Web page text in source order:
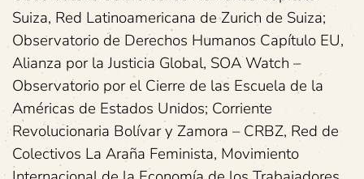
Suiza, Red Latinoamericana de Zurich de Suiza;
Observatorio de Derechos Humanos Capítulo EU,
Alianza por la Justicia Global, SOA Watch –
Observatorio por el Cierre de las Escuela de la
Américas de Estados Unidos; Corriente
Revolucionaria Bolívar y Zamora – CRBZ, Red de
Colectivos La Araña Feminista, Movimiento